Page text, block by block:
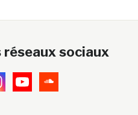
réseaux sociaux